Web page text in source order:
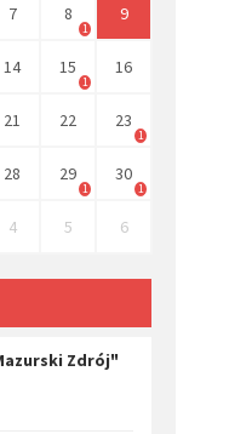
7 8
1
9
14 15
1
16
21 22 23
1
28 29
1
30
1
4 5 6
Zdrój"